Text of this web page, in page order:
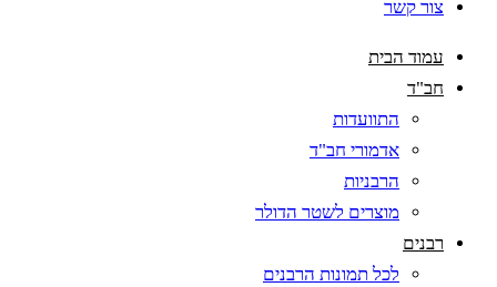
צור קשר
עמוד הבית
חב"ד
התוועדות
אדמורי חב"ד
הרבניות
מוצרים לשטר הדולר
רבנים
לכל תמונות הרבנים